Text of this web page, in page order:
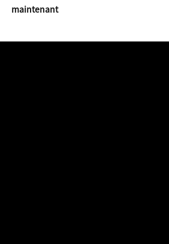
maintenant